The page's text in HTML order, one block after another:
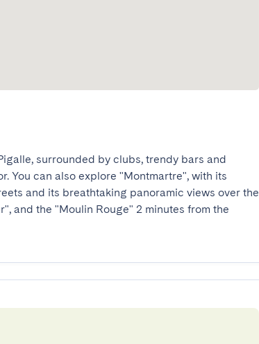
surrounded by clubs, trendy bars and
You can also explore "Montmartre", with its
and its breathtaking panoramic views over the
and the "Moulin Rouge" 2 minutes from the